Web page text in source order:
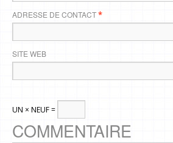
ADRESSE DE CONTACT*
SITE WEB
UN × NEUF =
COMMENTAIRE